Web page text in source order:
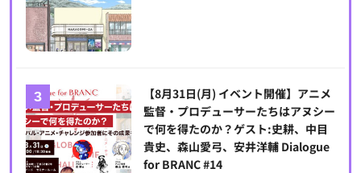
【8月31日(月) イベント開催】アニメ
監督・プロデューサーたちはアヌシー
で何を得たのか？ゲスト:史耕、中目
貴史、森山愛弓、安井洋輔 Dialogue
for BRANC #14